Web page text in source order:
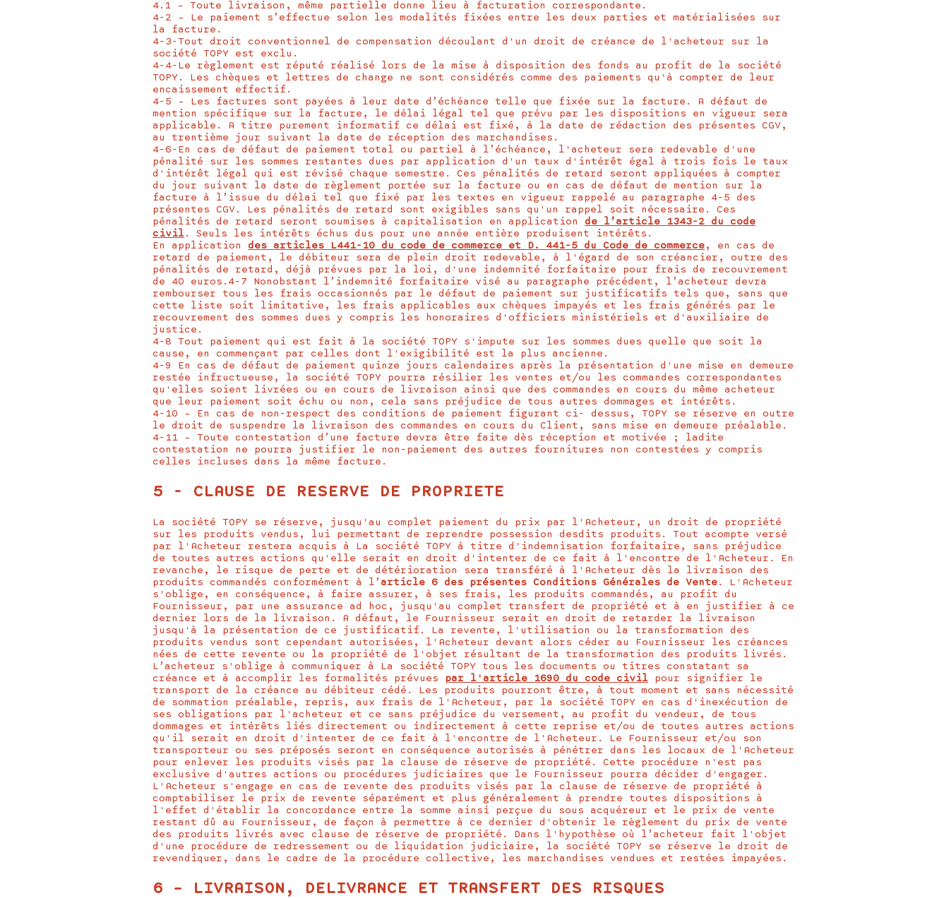
4.1 – Toute livraison, même partielle donne lieu à facturation correspondante.
4-2 – Le paiement s’effectue selon les modalités fixées entre les deux parties et matérialisées sur
la facture.
4-3-Tout droit conventionnel de compensation découlant d'un droit de créance de l'acheteur sur la
société TOPY est exclu.
4-4-Le règlement est réputé réalisé lors de la mise à disposition des fonds au profit de la société
TOPY. Les chèques et lettres de change ne sont considérés comme des paiements qu'à compter de leur
encaissement effectif.
4-5 – Les factures sont payées à leur date d’échéance telle que fixée sur la facture. A défaut de
mention spécifique sur la facture, le délai légal tel que prévu par les dispositions en vigueur sera
applicable. A titre purement informatif ce délai est fixé, à la date de rédaction des présentes CGV,
au trentième jour suivant la date de réception des marchandises.
4-6-En cas de défaut de paiement total ou partiel à l’échéance, l'acheteur sera redevable d'une
pénalité sur les sommes restantes dues par application d'un taux d'intérêt égal à trois fois le taux
d'intérêt légal qui est révisé chaque semestre. Ces pénalités de retard seront appliquées à compter
du jour suivant la date de règlement portée sur la facture ou en cas de défaut de mention sur la
facture à l’issue du délai tel que fixé par les textes en vigueur rappelé au paragraphe 4-5 des
présentes CGV. Les pénalités de retard sont exigibles sans qu'un rappel soit nécessaire. Ces
pénalités de retard seront soumises à capitalisation en application de l’article 1343-2 du code
civil . Seuls les intérêts échus dus pour une année entière produisent intérêts.
En application des articles L441-10 du code de commerce et D. 441-5 du Code de commerce , en cas de
retard de paiement, le débiteur sera de plein droit redevable, à l'égard de son créancier, outre des
pénalités de retard, déjà prévues par la loi, d'une indemnité forfaitaire pour frais de recouvrement
de 40 euros.4-7 Nonobstant l’indemnité forfaitaire visé au paragraphe précédent, l’acheteur devra
rembourser tous les frais occasionnés par le défaut de paiement sur justificatifs tels que, sans que
cette liste soit limitative, les frais applicables aux chèques impayés et les frais générés par le
recouvrement des sommes dues y compris les honoraires d'officiers ministériels et d'auxiliaire de
justice.
4-8 Tout paiement qui est fait à la société TOPY s'impute sur les sommes dues quelle que soit la
cause, en commençant par celles dont l'exigibilité est la plus ancienne.
4-9 En cas de défaut de paiement quinze jours calendaires après la présentation d'une mise en demeure
restée infructueuse, la société TOPY pourra résilier les ventes et/ou les commandes correspondantes
qu'elles soient livrées ou en cours de livraison ainsi que des commandes en cours du même acheteur
que leur paiement soit échu ou non, cela sans préjudice de tous autres dommages et intérêts.
4-10 – En cas de non-respect des conditions de paiement figurant ci- dessus, TOPY se réserve en outre
le droit de suspendre la livraison des commandes en cours du Client, sans mise en demeure préalable.
4-11 – Toute contestation d’une facture devra être faite dès réception et motivée ; ladite
contestation ne pourra justifier le non-paiement des autres fournitures non contestées y compris
celles incluses dans la même facture.
5 - CLAUSE DE RESERVE DE PROPRIETE
La société TOPY se réserve, jusqu'au complet paiement du prix par l'Acheteur, un droit de propriété
sur les produits vendus, lui permettant de reprendre possession desdits produits. Tout acompte versé
par l'Acheteur restera acquis à La société TOPY à titre d'indemnisation forfaitaire, sans préjudice
de toutes autres actions qu'elle serait en droit d'intenter de ce fait à l'encontre de l'Acheteur. En
revanche, le risque de perte et de détérioration sera transféré à l'Acheteur dès la livraison des
produits commandés conformément à l’ article 6 des présentes Conditions Générales de Vente . L'Acheteur
s'oblige, en conséquence, à faire assurer, à ses frais, les produits commandés, au profit du
Fournisseur, par une assurance ad hoc, jusqu'au complet transfert de propriété et à en justifier à ce
dernier lors de la livraison. A défaut, le Fournisseur serait en droit de retarder la livraison
jusqu'à la présentation de ce justificatif. La revente, l'utilisation ou la transformation des
produits vendus sont cependant autorisées, l'Acheteur devant alors céder au Fournisseur les créances
nées de cette revente ou la propriété de l'objet résultant de la transformation des produits livrés.
L’acheteur s'oblige à communiquer à La société TOPY tous les documents ou titres constatant sa
créance et à accomplir les formalités prévues par l'article 1690 du code civil pour signifier le
transport de la créance au débiteur cédé. Les produits pourront être, à tout moment et sans nécessité
de sommation préalable, repris, aux frais de l'Acheteur, par la société TOPY en cas d'inexécution de
ses obligations par l'acheteur et ce sans préjudice du versement, au profit du vendeur, de tous
dommages et intérêts liés directement ou indirectement à cette reprise et/ou de toutes autres actions
qu'il serait en droit d'intenter de ce fait à l'encontre de l'Acheteur. Le Fournisseur et/ou son
transporteur ou ses préposés seront en conséquence autorisés à pénétrer dans les locaux de l'Acheteur
pour enlever les produits visés par la clause de réserve de propriété. Cette procédure n'est pas
exclusive d'autres actions ou procédures judiciaires que le Fournisseur pourra décider d'engager.
L'Acheteur s'engage en cas de revente des produits visés par la clause de réserve de propriété à
comptabiliser le prix de revente séparément et plus généralement à prendre toutes dispositions à
l'effet d'établir la concordance entre la somme ainsi perçue du sous acquéreur et le prix de vente
restant dû au Fournisseur, de façon à permettre à ce dernier d'obtenir le règlement du prix de vente
des produits livrés avec clause de réserve de propriété. Dans l'hypothèse où l’acheteur fait l'objet
d'une procédure de redressement ou de liquidation judiciaire, la société TOPY se réserve le droit de
revendiquer, dans le cadre de la procédure collective, les marchandises vendues et restées impayées.
6 – LIVRAISON, DELIVRANCE ET TRANSFERT DES RISQUES